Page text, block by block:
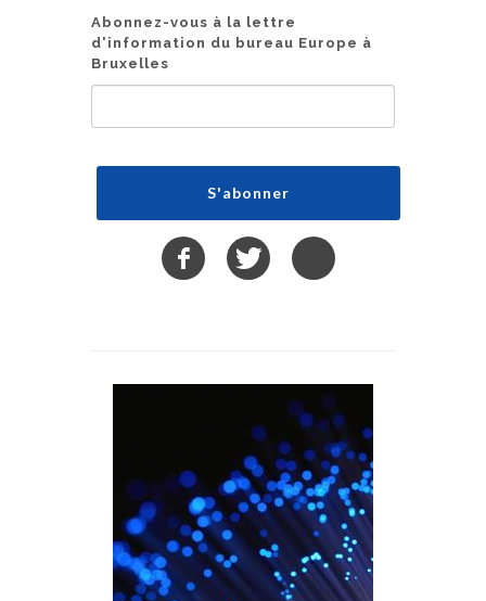
Abonnez-vous à la lettre
d'information du bureau Europe à
Bruxelles